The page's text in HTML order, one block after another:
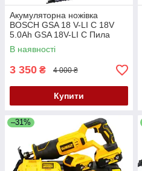
Акумуляторна ножівка
BOSCH GSA 18 V-LI C 18V
5.0Ah GSA 18V-LI C Пила
Bosch GSA Акумуляторна
шабельна пила
В наявності
3 350 ₴ 4 000 ₴
Купити
–31%